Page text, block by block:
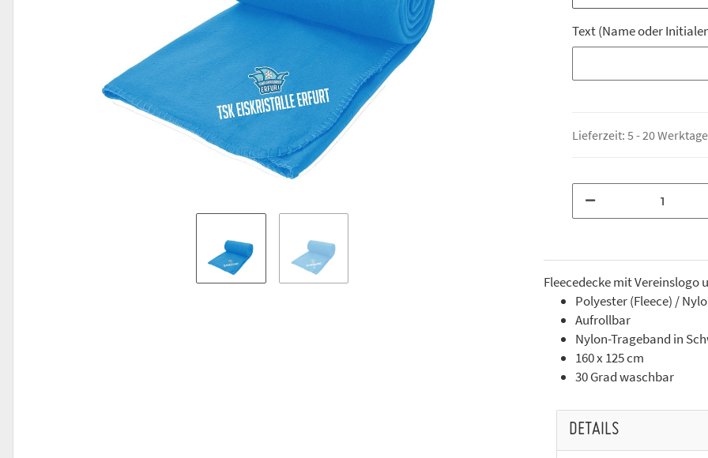
Text (Name oder
Lieferzeit: 5 - 20 Werktage
Fleecedecke mit Vereinslogo
Polyester (Fleece) /
Aufrollbar
Nylon-Trageband in
160 x 125 cm
30 Grad waschbar
DETAILS